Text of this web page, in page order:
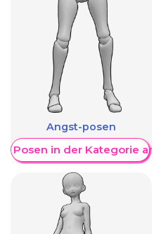
Angst-posen
Posen in der Kategorie